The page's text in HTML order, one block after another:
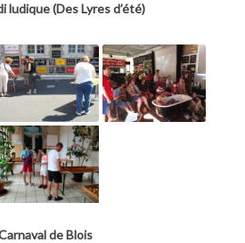
ludique (Des Lyres d’été)
de Blois